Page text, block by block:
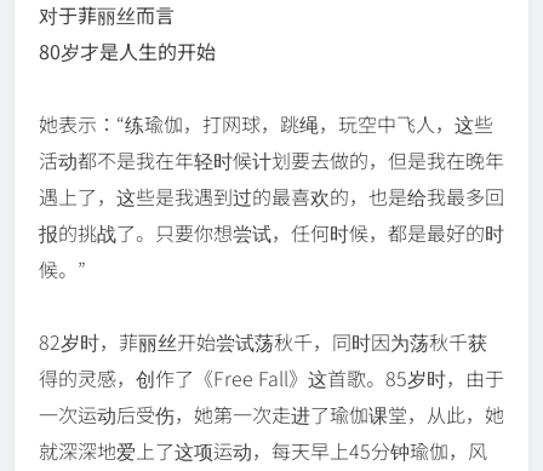
对于菲丽丝而言
80岁才是人生的开始
她表示：“练瑜伽，打网球，跳绳，玩空中飞人，这些
活动都不是我在年轻时候计划要去做的，但是我在晚年
遇上了，这些是我遇到过的最喜欢的，也是给我最多回
报的挑战了。只要你想尝试，任何时候，都是最好的时
候。”
82岁时，菲丽丝开始尝试荡秋千，同时因为荡秋千获
得的灵感，创作了《Free Fall》这首歌。85岁时，由于
一次运动后受伤，她第一次走进了瑜伽课堂，从此，她
就深深地爱上了这项运动，每天早上45分钟瑜伽，风